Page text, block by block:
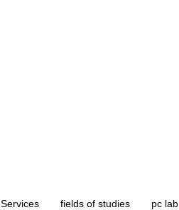
Services fields of studies pc lab